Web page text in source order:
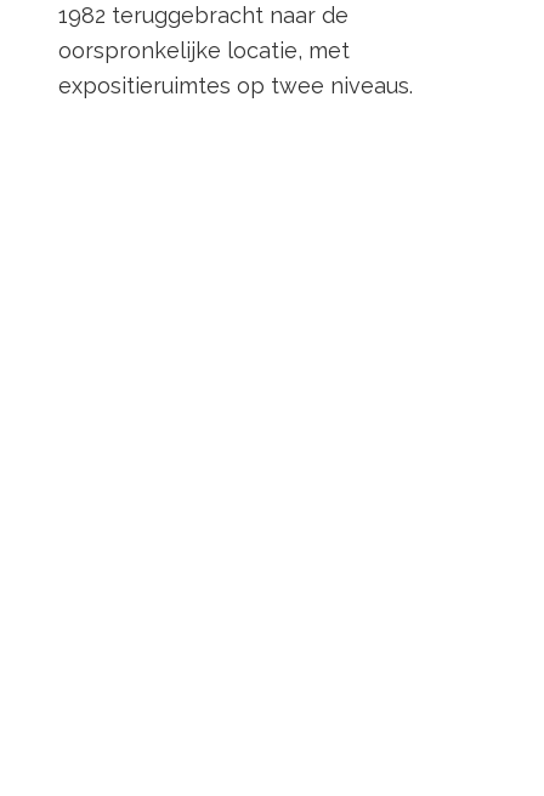
1982 teruggebracht naar de
oorspronkelijke locatie, met
expositieruimtes op twee niveaus.